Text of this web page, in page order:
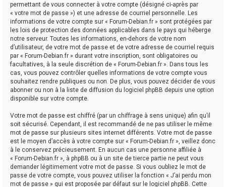
permettant de vous connecter à votre compte (désigné ci-après par
« votre mot de passe ») et une adresse de courriel personnelle. Les
informations de votre compte sur « Forum-Debian.fr » sont protégées par
les lois de protection des données applicables dans le pays qui héberge
notre serveur. Toutes les informations, en-dehors de votre nom
d’utilisateur, de votre mot de passe et de votre adresse de courriel requis
par « Forum-Debian.fr » durant votre inscription, sont obligatoires ou
facultatives, à la seule discrétion de « Forum-Debian.fr ». Dans tous les
cas, vous pouvez contrôler quelles informations de votre compte vous
souhaitez rendre publiques ou non. De plus, vous pouvez décider de vous
abonner ou non à la liste de diffusion du logiciel phpBB depuis une option
disponible sur votre compte.
Votre mot de passe est chiffré (par un chiffrage à sens unique) afin qu’il
soit sécurisé. Cependant, il est recommandé de ne pas utiliser le même
mot de passe sur plusieurs sites internet différents. Votre mot de passe
est le moyen d’accès à votre compte sur « Forum-Debian.fr », veillez donc
à le conservez précieusement. En aucun cas une personne affiliée à
« Forum-Debian.fr », à phpBB ou à un site de tierce partie ne peut vous
demander légitimement votre mot de passe. Si vous oubliez le mot de
passe de votre compte, vous pouvez utiliser la fonction « J’ai perdu mon
mot de passe » qui est proposée par défaut sur le logiciel phpBB. Cette